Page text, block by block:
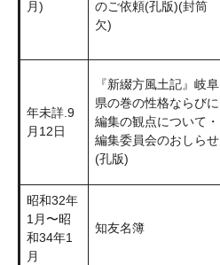
月)
のご依頼(孔版)(封筒
欠)
年未詳.9
月12日
『新綴方風土記』岐阜
県の巻の性格ならびに
編集の観点について・
編集委員会のおしらせ
(孔版)
昭和32年
1月〜昭
和34年1
月
知友名簿